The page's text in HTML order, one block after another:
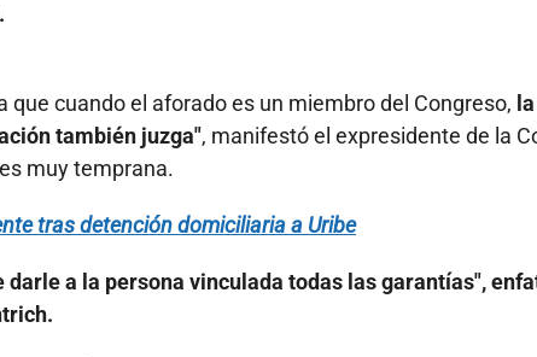
cuando el aforado es un miembro del Congreso, la
también juzga", manifestó el expresidente de la
muy temprana.
tras detención domiciliaria a Uribe
darle a la persona vinculada todas las garantías",